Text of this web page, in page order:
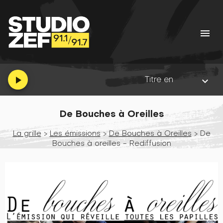
menu
play_arrow Titre en cours : 07 - keyboard_arrow_down
De Bouches à Oreilles
La grille > Les émissions > De Bouches à Oreilles > De
Bouches à oreilles - Rediffusion